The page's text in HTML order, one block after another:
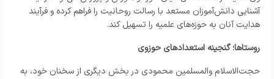
آشنایی دانش‌آموزان مستعد با رسالت روحانیت را فراهم کرده و فرآیند
هدایت آنان به حوزه‌های علمیه را تسهیل کند.
روستاها؛ گنجینه استعدادهای حوزوی
حجت‌الاسلام والمسلمین محمودی در بخش دیگری از سخنان خود، به